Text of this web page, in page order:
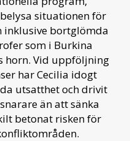
situationen för
inklusive bortglömda
som i Burkina
horn. Vid uppföljning
har Cecilia idogt
utsatthet och drivit
än att sänka
betonat risken för